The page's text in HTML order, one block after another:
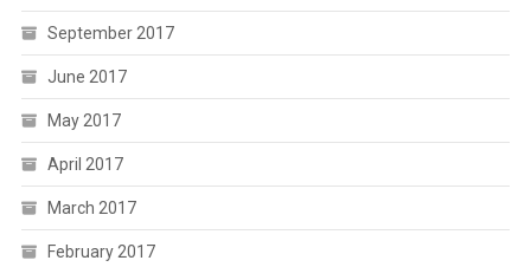
September 2017
June 2017
May 2017
April 2017
March 2017
February 2017